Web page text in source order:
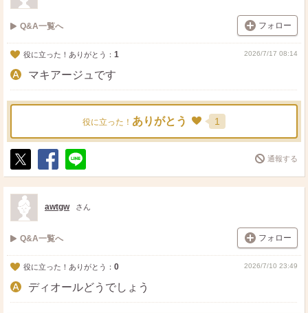
Q&A一覧へ フォロー
役に立った！ありがとう： 1 2026/7/17 08:14
マキアージュです
役に立った！ ありがとう 1
ポ
ス
ト
シ
ェ
送
る
通報する
awtgw さん
Q&A一覧へ フォロー
役に立った！ありがとう： 0 2026/7/10 23:49
ディオールどうでしょう